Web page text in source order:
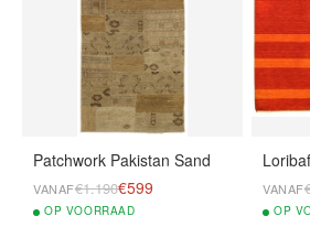
Patchwork Pakistan Sand
VANAF€1.190€599
OP VOORRAAD
VANAF
OP